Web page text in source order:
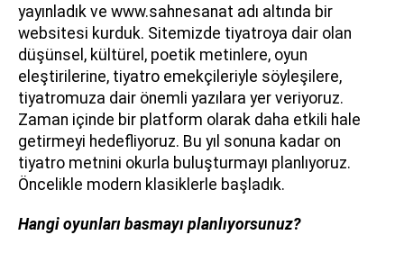
yayınladık ve www.sahnesanat adı altında bir
websitesi kurduk. Sitemizde tiyatroya dair olan
düşünsel, kültürel, poetik metinlere, oyun
eleştirilerine, tiyatro emekçileriyle söyleşilere,
tiyatromuza dair önemli yazılara yer veriyoruz.
Zaman içinde bir platform olarak daha etkili hale
getirmeyi hedefliyoruz. Bu yıl sonuna kadar on
tiyatro metnini okurla buluşturmayı planlıyoruz.
Öncelikle modern klasiklerle başladık.
Hangi oyunları basmayı planlıyorsunuz?